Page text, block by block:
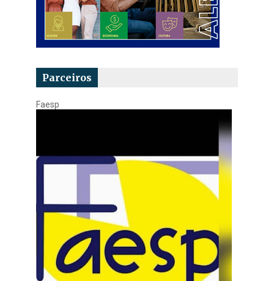
Parceiros
Faesp